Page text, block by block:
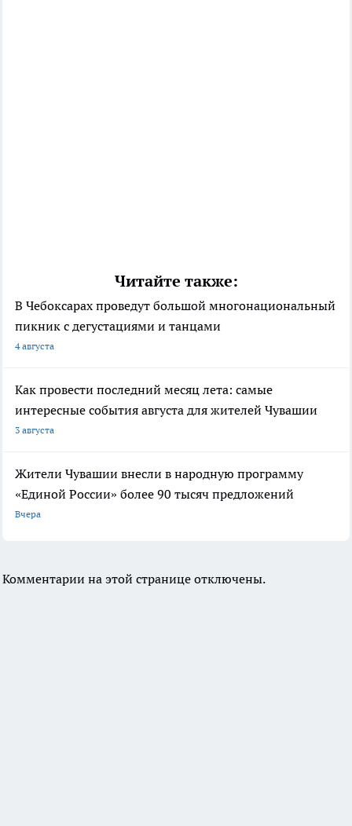
Читайте также:
В Чебоксарах проведут большой многонациональный
пикник с дегустациями и танцами
4 августа
Как провести последний месяц лета: самые
интересные события августа для жителей Чувашии
3 августа
Жители Чувашии внесли в народную программу
«Единой России» более 90 тысяч предложений
Вчера
Комментарии на этой странице отключены.